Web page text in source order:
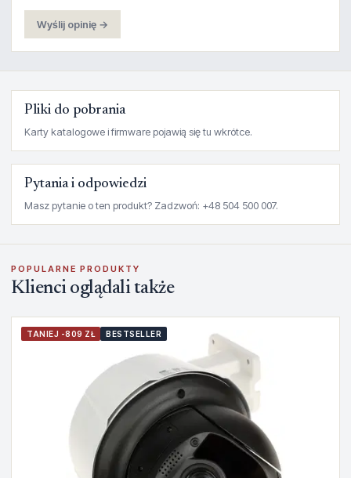
Wyślij opinię →
Pliki do pobrania
Karty katalogowe i firmware pojawią się tu wkrótce.
Pytania i odpowiedzi
Masz pytanie o ten produkt? Zadzwoń: +48 504 500 007.
POPULARNE PRODUKTY
Klienci oglądali także
TANIEJ -809 ZŁ BESTSELLER